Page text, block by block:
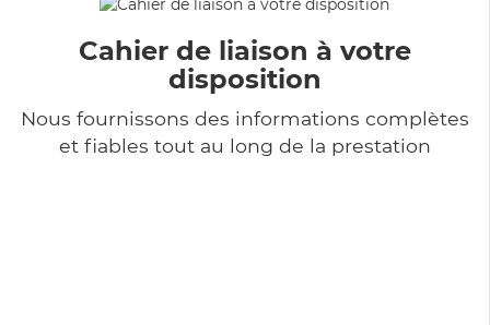
Cahier de liaison à votre
disposition
Nous fournissons des informations complètes
et fiables tout au long de la prestation